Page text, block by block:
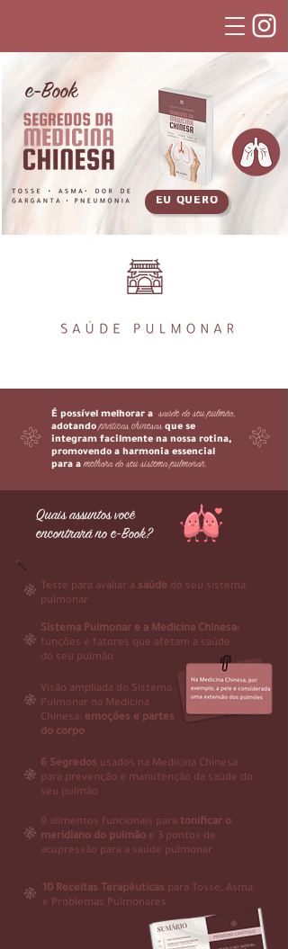
e-Book
EU QUERO
É possível melhorar a saúde do seu pulmão,
adotando práticas chinesas que se
integram facilmente na nossa rotina,
promovendo a harmonia essencial
para a melhora do seu sistema pulmonar.
Quais assuntos você
encontrará no e-Book?
Teste para avaliar a saúde do seu sistema
pulmonar
Sistema Pulmonar e a Medicina Chinesa:
funções e fatores que afetam a saúde
do seu pulmão
Visão ampliada do Sistema
Pulmonar na Medicina
Chinesa: emoções e partes
do corpo
6 Segredos usados na Medicina Chinesa
para prevenção e manutenção da saúde do
seu pulmão
9 alimentos funcionais para tonificar o
meridiano do pulmão e 3 pontos de
acupressão para a saúde pulmonar
10 Receitas Terapêuticas para Tosse, Asma
e Problemas Pulmonares